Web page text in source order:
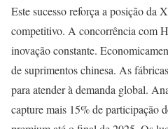
Este sucesso reforça a posição da
competitivo. A concorrência com
inovação constante.
de suprimentos chinesa. As
para atender à demanda global.
capture mais 15% de participação